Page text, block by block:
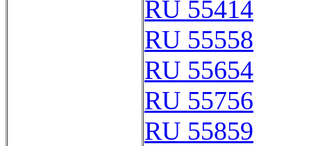
RU 55414
RU 55558
RU 55654
RU 55756
RU 55859